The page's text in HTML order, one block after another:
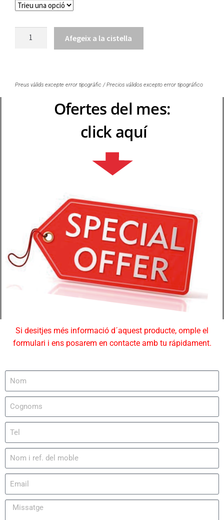
Afegeix a la cistella
Preus vàlids excepte error tipogràfic / Precios válidos excepto error tipográfico
Ofertes del mes:
click aquí
Si desitjes més informació d´aquest producte, omple el
formulari i ens posarem en contacte amb tu rápidament.